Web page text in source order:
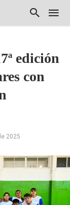
edición
con
2025